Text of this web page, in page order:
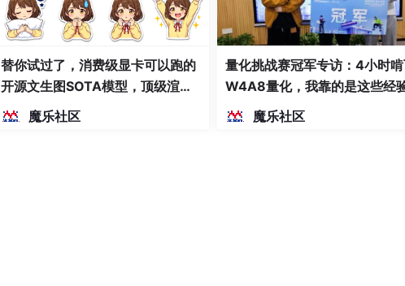
替你试过了，消费级显卡可以跑的
开源文生图SOTA模型，顶级渲
染、高密度文本绘图
魔乐社区
量化挑战赛冠军专访：4小时
W4A8量化，我靠的是这些经
魔乐社区